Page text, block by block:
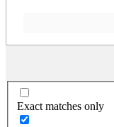
Exact matches only